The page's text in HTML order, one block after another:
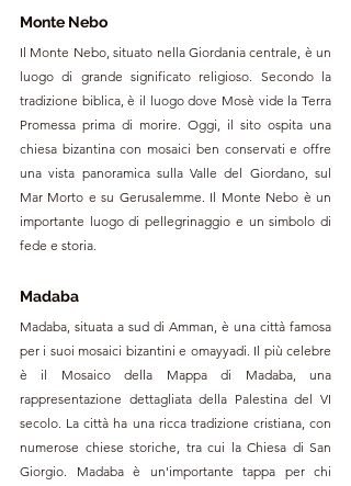
Monte Nebo
Il Monte Nebo, situato nella Giordania centrale, è un
luogo di grande significato religioso. Secondo la
tradizione biblica, è il luogo dove Mosè vide la Terra
Promessa prima di morire. Oggi, il sito ospita una
chiesa bizantina con mosaici ben conservati e offre
una vista panoramica sulla Valle del Giordano, sul
Mar Morto e su Gerusalemme. Il Monte Nebo è un
importante luogo di pellegrinaggio e un simbolo di
fede e storia.
Madaba
Madaba, situata a sud di Amman, è una città famosa
per i suoi mosaici bizantini e omayyadi. Il più celebre
è il Mosaico della Mappa di Madaba, una
rappresentazione dettagliata della Palestina del VI
secolo. La città ha una ricca tradizione cristiana, con
numerose chiese storiche, tra cui la Chiesa di San
Giorgio. Madaba è un'importante tappa per chi